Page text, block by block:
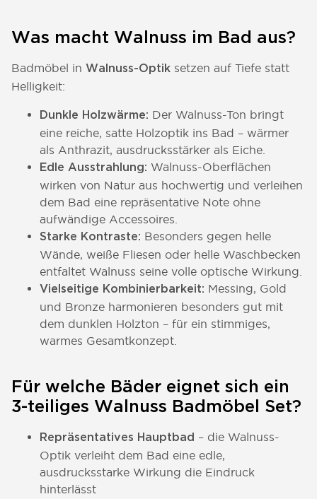
Was macht Walnuss im Bad aus?
Badmöbel in Walnuss-Optik setzen auf Tiefe statt
Helligkeit:
Dunkle Holzwärme: Der Walnuss-Ton bringt
eine reiche, satte Holzoptik ins Bad – wärmer
als Anthrazit, ausdrucksstärker als Eiche.
Edle Ausstrahlung: Walnuss-Oberflächen
wirken von Natur aus hochwertig und verleihen
dem Bad eine repräsentative Note ohne
aufwändige Accessoires.
Starke Kontraste: Besonders gegen helle
Wände, weiße Fliesen oder helle Waschbecken
entfaltet Walnuss seine volle optische Wirkung.
Vielseitige Kombinierbarkeit: Messing, Gold
und Bronze harmonieren besonders gut mit
dem dunklen Holzton – für ein stimmiges,
warmes Gesamtkonzept.
Für welche Bäder eignet sich ein
3-teiliges Walnuss Badmöbel Set?
Repräsentatives Hauptbad – die Walnuss-
Optik verleiht dem Bad eine edle,
ausdrucksstarke Wirkung die Eindruck
hinterlässt